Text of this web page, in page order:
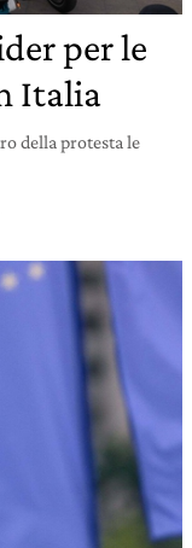
per le
Italia
della protesta le